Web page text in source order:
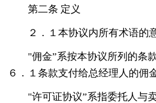
第二条 定义
２．１本协议内所有术语的
"佣金”系按本协议所列的条
６．１条款支付给总经理人的佣金
"许可证协议”系指委托人与